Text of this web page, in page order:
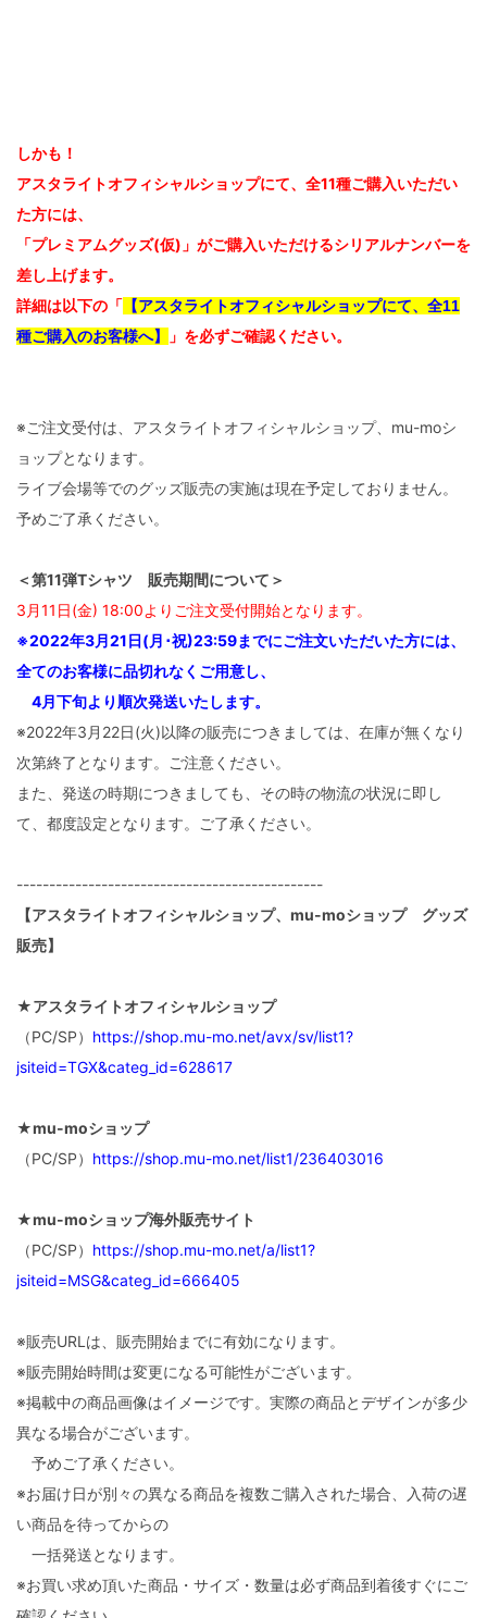
しかも！
アスタライトオフィシャルショップにて、全11種ご購入いただい
た方には、
「プレミアムグッズ(仮)」がご購入いただけるシリアルナンバーを
差し上げます。
詳細は以下の「 【アスタライトオフィシャルショップにて、全11
種ご購入のお客様へ】
」を必ずご確認ください。
※ご注文受付は、アスタライトオフィシャルショップ、mu-moシ
ョップとなります。
ライブ会場等でのグッズ販売の実施は現在予定しておりません。
予めご了承ください。
＜第11弾Tシャツ 販売期間について＞
3月11日(金) 18:00よりご注文受付開始となります。
※2022年3月21日(月･祝)23:59までにご注文いただいた方には、
全てのお客様に品切れなくご用意し、
4月下旬より順次発送いたします。
※2022年3月22日(火)以降の販売につきましては、在庫が無くなり
次第終了となります。ご注意ください。
また、発送の時期につきましても、その時の物流の状況に即し
て、都度設定となります。ご了承ください。
-----------------------------------------------
【アスタライトオフィシャルショップ、mu-moショップ グッズ
販売】
★アスタライトオフィシャルショップ
（PC/SP） https://shop.mu-mo.net/avx/sv/list1?
jsiteid=TGX&categ_id=628617
★mu-moショップ
（PC/SP） https://shop.mu-mo.net/list1/236403016
★mu-moショップ海外販売サイト
（PC/SP） https://shop.mu-mo.net/a/list1?
jsiteid=MSG&categ_id=666405
※販売URLは、販売開始までに有効になります。
※販売開始時間は変更になる可能性がございます。
※掲載中の商品画像はイメージです。実際の商品とデザインが多少
異なる場合がございます。
予めご了承ください。
※お届け日が別々の異なる商品を複数ご購入された場合、入荷の遅
い商品を待ってからの
一括発送となります。
※お買い求め頂いた商品・サイズ・数量は必ず商品到着後すぐにご